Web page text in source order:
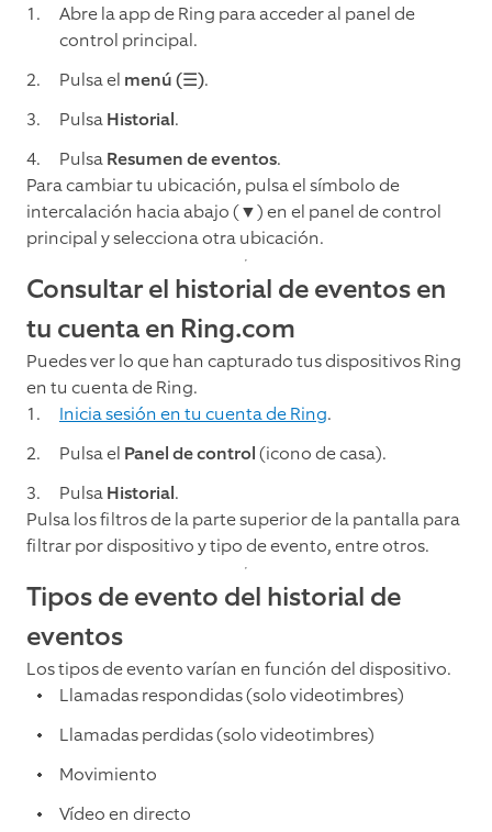
Abre la app de Ring para acceder al panel de
control principal.
Pulsa el menú (☰).
PulsaHistorial.
PulsaResumen de eventos.
Para cambiar tu ubicación, pulsa el símbolo de
intercalación hacia abajo (▼) en el panel de control
principal y selecciona otra ubicación.
Consultar el historial de eventos en
tu cuenta en Ring.com
Puedes ver lo que han capturado tus dispositivos Ring
en tu cuenta de Ring.
Inicia sesión en tu cuenta de Ring.
Pulsa el Panel de control(icono de casa).
PulsaHistorial.
Pulsa los filtros de la parte superior de la pantalla para
filtrar por dispositivo y tipo de evento, entre otros.
Tipos de evento del historial de
eventos
Los tipos de evento varían en función del dispositivo.
Llamadas respondidas (solo videotimbres)
Llamadas perdidas (solo videotimbres)
Movimiento
Vídeo en directo